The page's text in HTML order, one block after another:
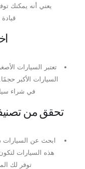
يعني أنه يمكنك
تعتبر السيارات
السيارات الأكبر
في شراء
تحقق من
ابحث عن السيارات
هذه السيارات
توفر لك